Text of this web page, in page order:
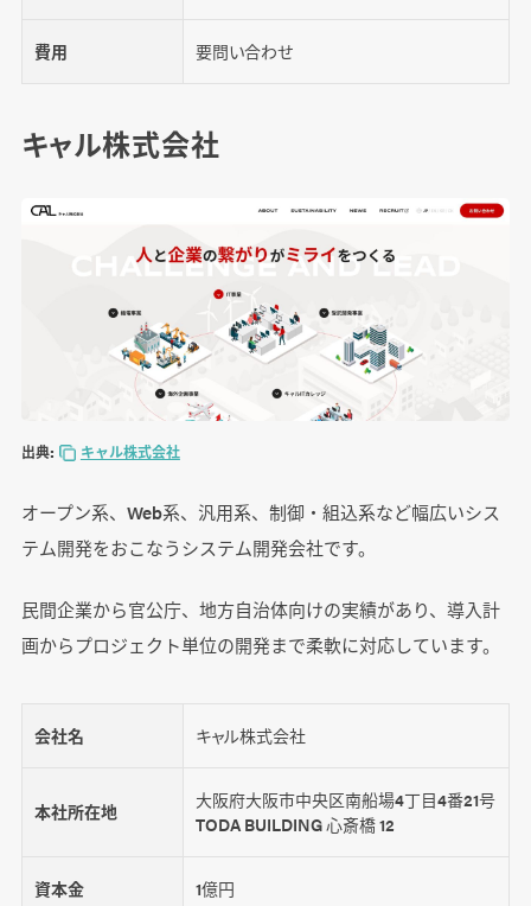
費用 要問い合わせ
キャル株式会社
出典: キャル株式会社
オープン系、Web系、汎用系、制御・組込系など幅広いシス
テム開発をおこなうシステム開発会社です。
民間企業から官公庁、地方自治体向けの実績があり、導入計
画からプロジェクト単位の開発まで柔軟に対応しています。
会社名 キャル株式会社
本社所在地
大阪府大阪市中央区南船場4丁目4番21号
TODA BUILDING 心斎橋 12
資本金 1億円